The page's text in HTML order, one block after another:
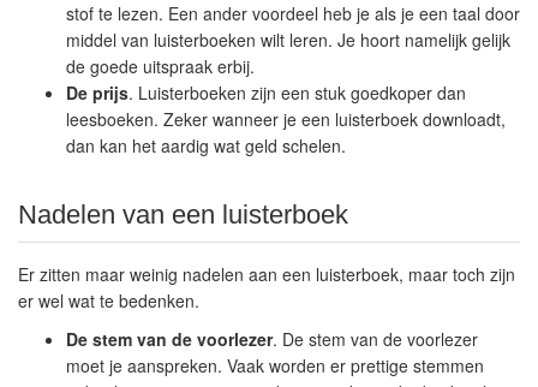
stof te lezen. Een ander voordeel heb je als je een taal door
middel van luisterboeken wilt leren. Je hoort namelijk gelijk
de goede uitspraak erbij.
De prijs. Luisterboeken zijn een stuk goedkoper dan
leesboeken. Zeker wanneer je een luisterboek downloadt,
dan kan het aardig wat geld schelen.
Nadelen van een luisterboek
Er zitten maar weinig nadelen aan een luisterboek, maar toch zijn
er wel wat te bedenken.
De stem van de voorlezer. De stem van de voorlezer
moet je aanspreken. Vaak worden er prettige stemmen